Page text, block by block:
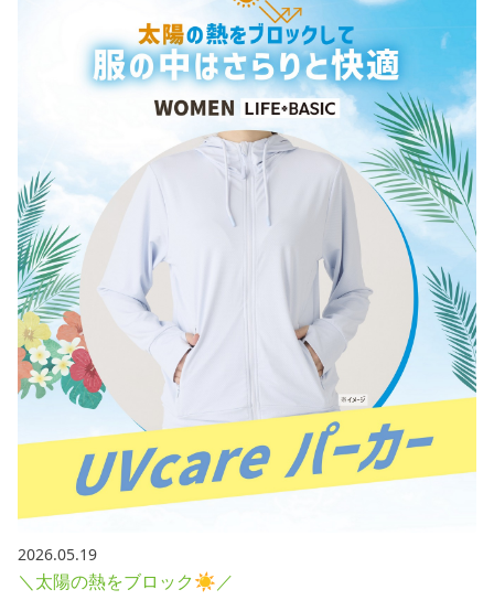
2026.05.19
＼太陽の熱をブロック☀／